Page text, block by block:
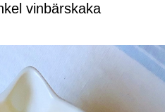
vinbärskaka